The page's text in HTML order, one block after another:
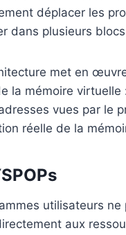
déplacer les
dans plusieurs
met en
la mémoire virtuelle
vues par le
réelle de la
utilisateurs ne
aux